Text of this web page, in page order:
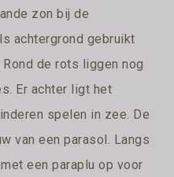
zon bij de
achtergrond gebruikt
de rots liggen nog
Er achter ligt het
spelen in zee. De
van een parasol. Langs
een paraplu op voor